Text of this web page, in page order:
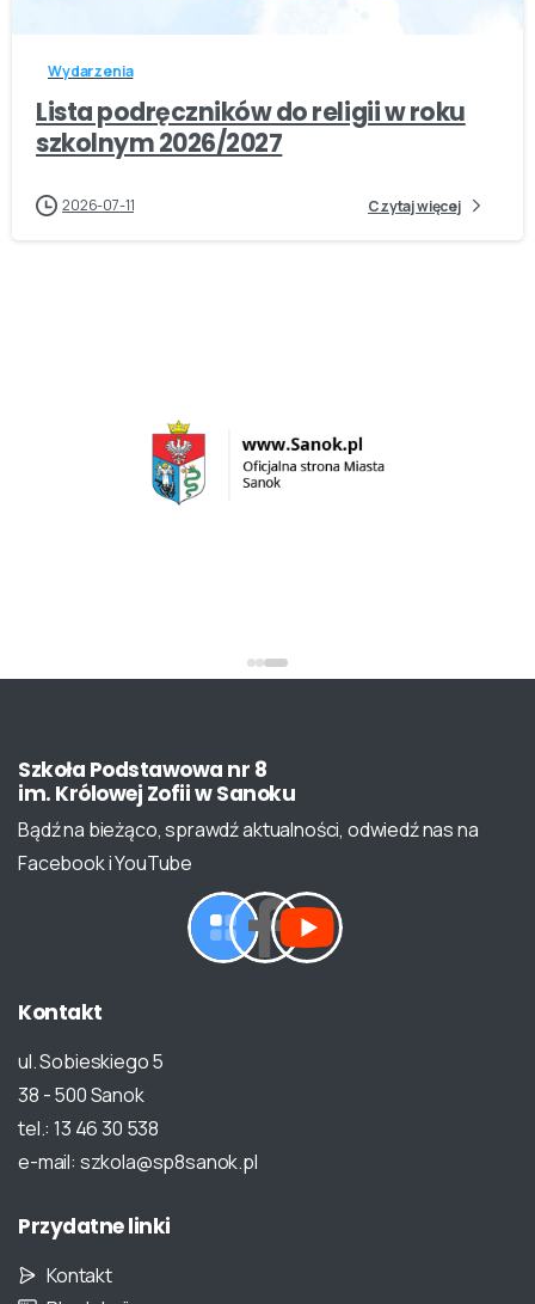
Wydarzenia
Lista podręczników do religii w roku
szkolnym 2026/2027
2026-07-11 Czytaj więcej
Szkoła Podstawowa nr 8
im. Królowej ZofiiwSanoku
Bądź na bieżąco, sprawdź aktualności, odwiedź nas na
Facebook i YouTube
Kontakt
ul. Sobieskiego 5
38 - 500 Sanok
tel.: 13 46 30 538
e-mail: szkola@sp8sanok.pl
Przydatnelinki
Kontakt